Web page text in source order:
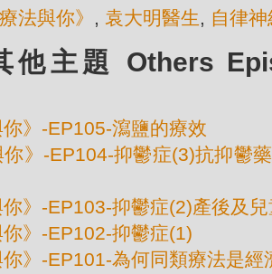
法與你》 , 袁大明醫生, 自律神
他主題 Others
你》-EP105-瀉鹽的療效
你》-EP104-抑鬱症(3)抗抑鬱
你》-EP103-抑鬱症(2)產後及
你》-EP102-抑鬱症(1)
你》-EP101-為何同類療法是